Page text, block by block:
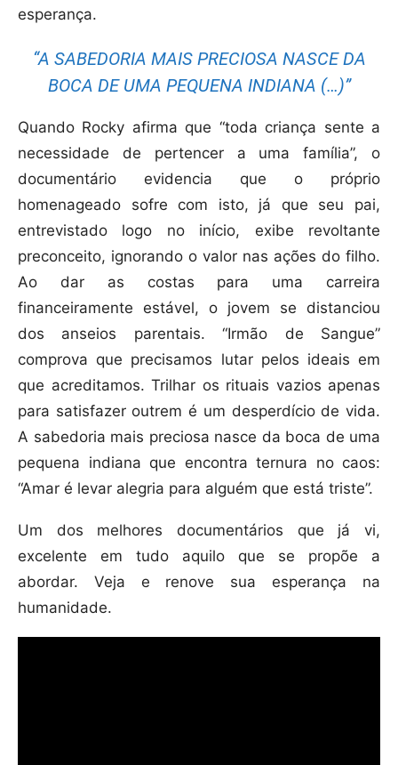
esperança.
“A SABEDORIA MAIS PRECIOSA NASCE DA
BOCA DE UMA PEQUENA INDIANA (…)”
Quando Rocky afirma que “toda criança sente a
necessidade de pertencer a uma família”, o
documentário evidencia que o próprio
homenageado sofre com isto, já que seu pai,
entrevistado logo no início, exibe revoltante
preconceito, ignorando o valor nas ações do filho.
Ao dar as costas para uma carreira
financeiramente estável, o jovem se distanciou
dos anseios parentais. “Irmão de Sangue”
comprova que precisamos lutar pelos ideais em
que acreditamos. Trilhar os rituais vazios apenas
para satisfazer outrem é um desperdício de vida.
A sabedoria mais preciosa nasce da boca de uma
pequena indiana que encontra ternura no caos:
“Amar é levar alegria para alguém que está triste”.
Um dos melhores documentários que já vi,
excelente em tudo aquilo que se propõe a
abordar. Veja e renove sua esperança na
humanidade.